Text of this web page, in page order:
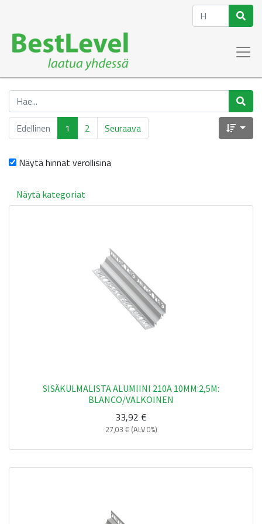
Edellinen 1 2 Seuraava
Näytä hinnat verollisina
Näytä kategoriat
SISÄKULMALISTA ALUMIINI 210A 10MM:2,5M:
BLANCO/VALKOINEN
33,92 €
27,03 € (ALV 0%)